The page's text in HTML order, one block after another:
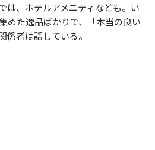
は、ホテルアメニティなども。い
めた逸品ばかりで、「本当の良い
係者は話している。